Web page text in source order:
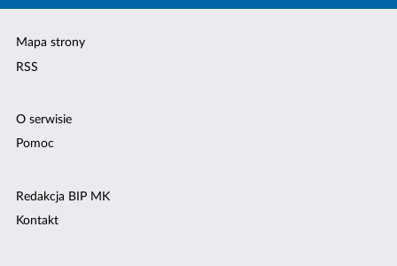
Mapa strony
RSS
O serwisie
Pomoc
Redakcja BIP MK
Kontakt